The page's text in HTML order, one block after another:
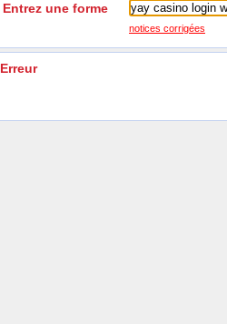
Entrez une forme
notices corrigées
Erreur